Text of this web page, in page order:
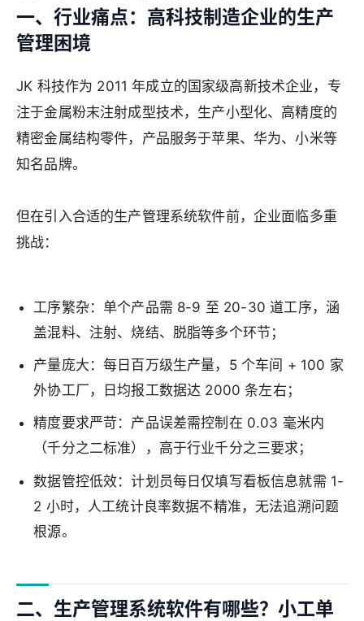
一、行业痛点：高科技制造企业的生产
管理困境
JK 科技作为 2011 年成立的国家级高新技术企业，专
注于金属粉末注射成型技术，生产小型化、高精度的
精密金属结构零件，产品服务于苹果、华为、小米等
知名品牌。
但在引入合适的生产管理系统软件前，企业面临多重
挑战：
工序繁杂：单个产品需 8-9 至 20-30 道工序，涵
盖混料、注射、烧结、脱脂等多个环节；
产量庞大：每日百万级生产量，5 个车间 + 100 家
外协工厂，日均报工数据达 2000 条左右；
精度要求严苛：产品误差需控制在 0.03 毫米内
（千分之二标准），高于行业千分之三要求；
数据管控低效：计划员每日仅填写看板信息就需 1-
2 小时，人工统计良率数据不精准，无法追溯问题
根源。
二、生产管理系统软件有哪些？小工单